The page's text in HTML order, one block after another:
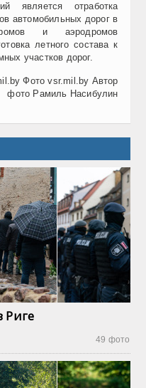
является отработка
автомобильных дорог в
и аэродромов
летного состава к
участков дорог.
Фото vsr.mil.by Автор
фото Рамиль Насибулин
Риге
49 фото